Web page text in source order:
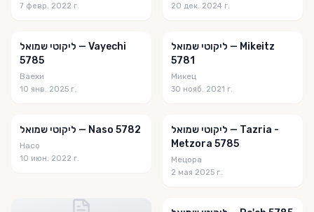
משמעות
7 февр. 2022 г. 20 дек. 2024 г.
ליקוטי שמואל — Vayechi
5785
Ваехи
10 янв. 2025 г.
ליקוטי שמואל — Mikeitz
5781
Микец
30 нояб. 2021 г.
ליקוטי שמואל — Naso 5782
Насо
10 июн. 2022 г.
ליקוטי שמואל — Tazria -
Metzora 5785
Мецора
2 мая 2025 г.